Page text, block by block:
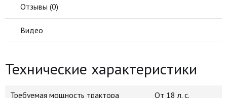
Отзывы (0)
Видео
Технические характеристики
Требуемая мощность трактора
От 18 л. с.